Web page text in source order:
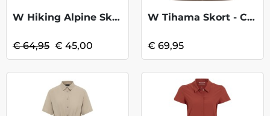
W Hiking Alpine Skort-SunsetCoral KOOPJE
€ 64,95 € 45,00
W Tihama Skort - Cold Coffee
€ 69,95